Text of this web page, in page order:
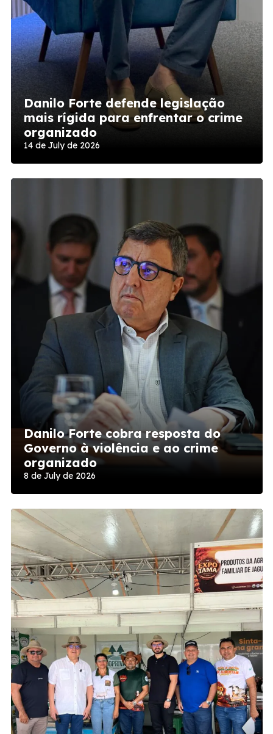
Danilo Forte defende legislação
mais rígida para enfrentar o crime
organizado
14 de July de 2026
Danilo Forte cobra resposta do
Governo à violência e ao crime
organizado
8 de July de 2026